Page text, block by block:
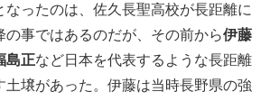
なったのは、佐久長聖高校が長距離に
の事ではあるのだが、その前から伊藤
島正など日本を代表するような長距離
土壌があった。伊藤は当時長野県の強